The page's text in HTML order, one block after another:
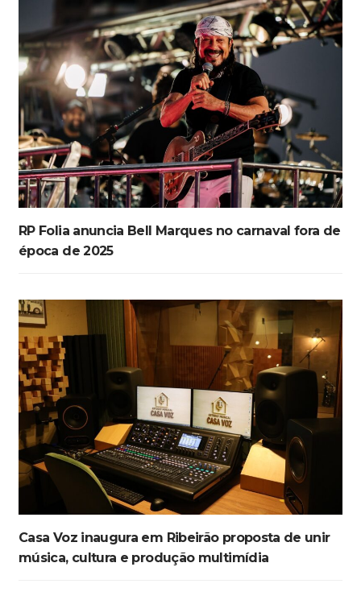
RP Folia anuncia Bell Marques no carnaval fora de
época de 2025
Casa Voz inaugura em Ribeirão proposta de unir
música, cultura e produção multimídia